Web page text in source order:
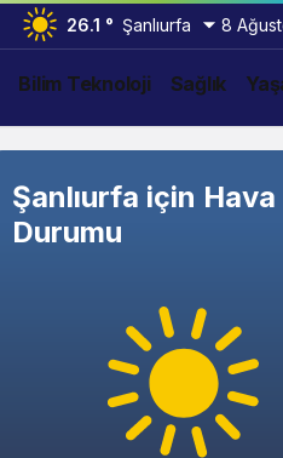
26.1 ° Şanlıurfa 8
Bilim Teknoloji Sağlık
Şanlıurfa için Hava
Durumu